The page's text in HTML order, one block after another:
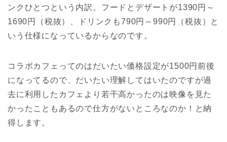
ンクひとつという内訳。フードとデザートが1390円～
1690円（税抜）、ドリンクも790円～990円（税抜）と
いう仕様になっているからなのです。
コラボカフェってのはだいたい価格設定が1500円前後
になってるので、だいたい理解してはいたのですが過
去に利用したカフェより若干高かったのは映像を見た
かったこともあるので仕方がないところなのか！と納
得します。